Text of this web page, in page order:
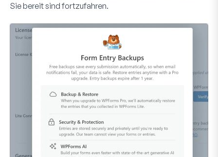
Sie bereit sind fortzufahren.